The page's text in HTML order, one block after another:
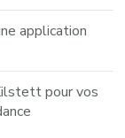
application
pour vos